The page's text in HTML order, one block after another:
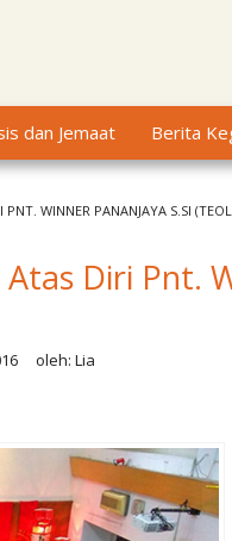
dan Jemaat Berita
WINNER PANANJAYA S.SI
Diri Pnt.
oleh: Lia